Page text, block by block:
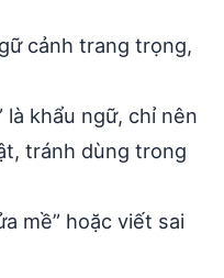
cảnh trang trọng,
là khẩu ngữ, chỉ nên
tránh dùng trong
mề” hoặc viết sai